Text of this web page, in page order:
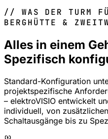
// WAS DER TURM
BERGHÜTTE &
Alles in einem
Spezifisch
Standard-Konfiguration
projektspezifische
– elektroVISIO entwickelt
individuell, von
Schaltausgänge bis zu